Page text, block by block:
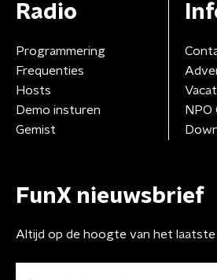
Radio
Programmering
Frequenties
Hosts
Demo insturen
Gemist
NPO
FunX nieuwsbrief
Altijd op de hoogte van het laatste